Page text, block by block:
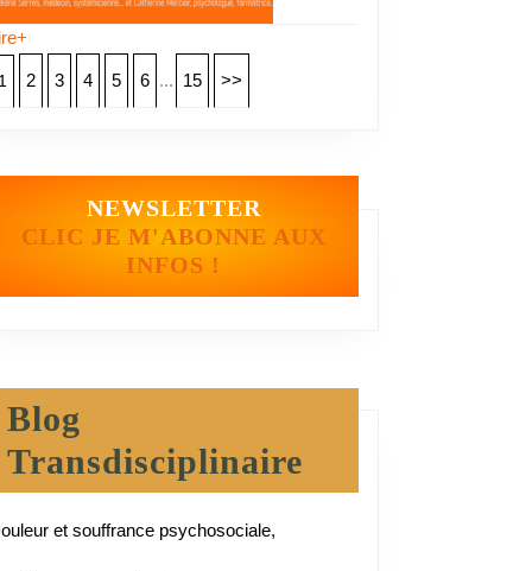
1 2 3 4 5 6 ... 15 >>
NEWSLETTER
CLIC JE M'ABONNE AUX
INFOS !
Blog
Transdisciplinaire
et souffrance psychosociale,